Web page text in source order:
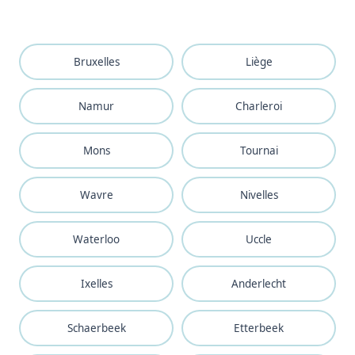
Bruxelles Liège
Namur Charleroi
Mons Tournai
Wavre Nivelles
Waterloo Uccle
Ixelles Anderlecht
Schaerbeek Etterbeek